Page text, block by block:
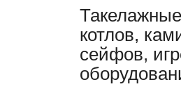
котлов,
сейфов,